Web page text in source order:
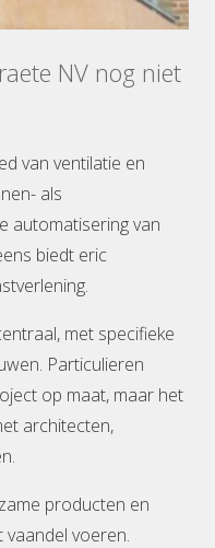
NV nog niet
van ventilatie en
als
automatisering van
biedt eric
met specifieke
Particulieren
op maat, maar het
architecten,
producten en
voeren.